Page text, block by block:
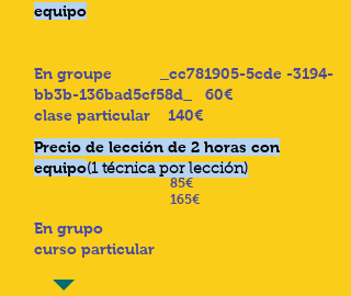
equipo
En groupe _cc781905-5cde -3194-
bb3b-136bad5cf58d_ 60€
clase particular 140€
85€
165€
Precio de lección de 2 horas con
equipo(1 técnica por lección)
En grupo
curso particular